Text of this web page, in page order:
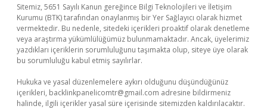
Sitemiz, 5651 Sayılı Kanun gereğince Bilgi Teknolojileri ve İletişim
Kurumu (BTK) tarafından onaylanmış bir Yer Sağlayıcı olarak hizmet
vermektedir. Bu nedenle, sitedeki içerikleri proaktif olarak denetleme
veya araştırma yükümlülüğümüz bulunmamaktadır. Ancak, üyelerimiz
yazdıkları içeriklerin sorumluluğunu taşımakta olup, siteye üye olarak
bu sorumluluğu kabul etmiş sayılırlar.
Hukuka ve yasal düzenlemelere aykırı olduğunu düşündüğünüz
içerikleri, backlinkpanelicomtr@gmail.com adresine bildirmeniz
halinde, ilgili içerikler yasal süre içerisinde sitemizden kaldırılacaktır.